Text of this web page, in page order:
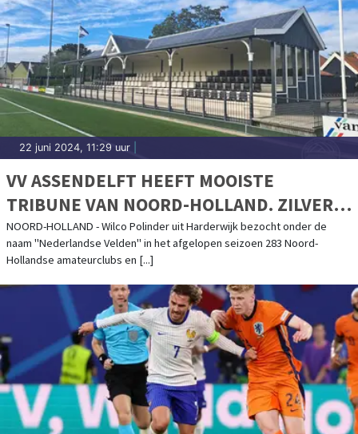
22 juni 2024, 11:29 uur
VV ASSENDELFT HEEFT MOOISTE
TRIBUNE VAN NOORD-HOLLAND. ZILVER
EN BRONS VOOR REIGER BOYS EN
LEGMEERVOGELS
NOORD-HOLLAND - Wilco Polinder uit Harderwijk bezocht onder de
naam "Nederlandse Velden" in het afgelopen seizoen 283 Noord-
Hollandse amateurclubs en [...]